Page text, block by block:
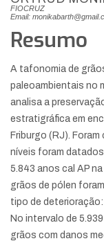
FIOCRUZ
Email:
Resumo
A tafonomia de
paleoambientais no
analisa a
estratigráfica em
Friburgo (RJ).
níveis foram
5.843 anos cal AP
grãos de pólen
tipo de
No intervalo de
grãos com danos